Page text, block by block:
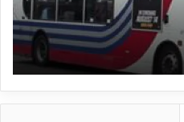
ا